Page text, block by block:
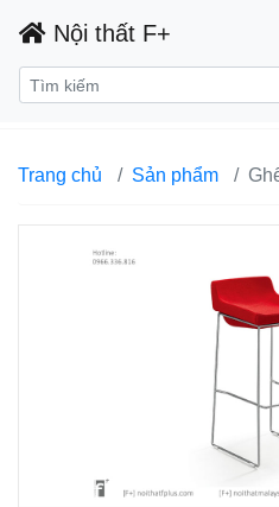
Nội thất F+
Trang chủ Sản phẩm